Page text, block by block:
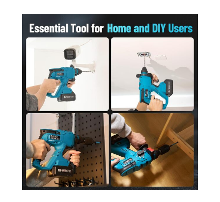
marteau perforateur
sans fil assure un
perçage précis et une
le bois, le carrelage, le
métal et la
maçonnerie. La lampe
LED intégrée offre une
visibilité optimale
même en faible
luminosité, améliorant
la productivité. Le
mandrin SDS-Plus
robuste maintient
fermement différentes
mèches. [Ce Produit
Comprend]:
1*Marteau perforateur